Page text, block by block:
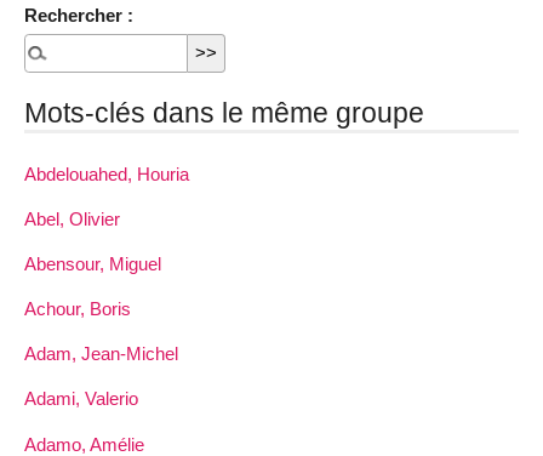
Rechercher :
Mots-clés dans le même groupe
Abdelouahed, Houria
Abel, Olivier
Abensour, Miguel
Achour, Boris
Adam, Jean-Michel
Adami, Valerio
Adamo, Amélie